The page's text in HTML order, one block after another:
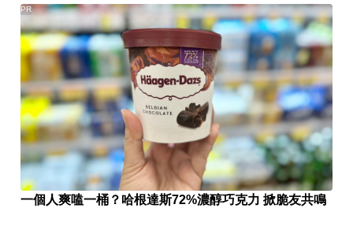
一個人爽嗑一桶？哈根達斯72%濃醇巧克力 掀脆友共鳴
PR